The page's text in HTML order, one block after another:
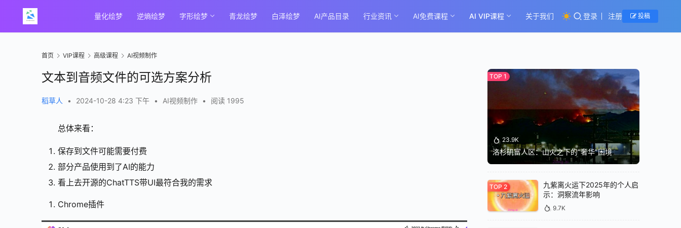
量化绘梦 逆熵绘梦 字形绘梦 青龙绘梦 白泽绘梦 AI产品目录 行业资讯 AI免费课程 AI VIP课程 关于我们 登录 注册 投稿
首页 VIP课程 高级课程 AI视频制作
文本到音频文件的可选方案分析
稻草人 • 2024-10-28 4:23 下午 • AI视频制作 • 阅读 1995
总体来看：
保存到文件可能需要付费
部分产品使用到了AI的能力
看上去开源的ChatTTS带UI最符合我的需求
Chrome插件
23.9K
洛杉矶富人区：山火之下的“奢华”困境
九紫离火运下2025年的个人启
示：洞察流年影响
9.7K